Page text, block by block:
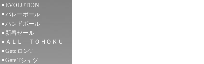
EVOLUTION
バレーボール
ハンドボール
新春セール
ＡＬＬ ＴＯＨＯＫＵ
Gate ロンT
Gate Tシャツ